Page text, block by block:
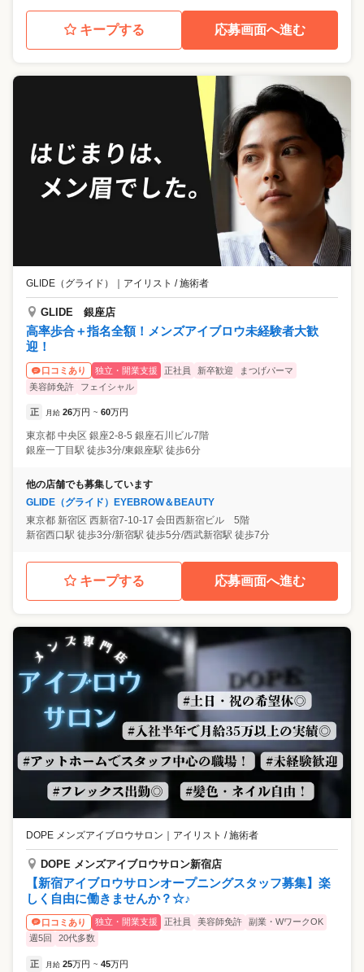
キープする 応募画面へ進む
GLIDE（グライド） アイリスト / 施術者
GLIDE 銀座店
高率歩合＋指名全額！メンズアイブロウ未経験者大歓
迎！
口コミあり 独立・開業支援 正社員 新卒歓迎
まつげパーマ
美容師免許
フェイシャル
正 月給 26万円 ~ 60万円
東京都 中央区 銀座2-8-5 銀座石川ビル7階
銀座一丁目駅 徒歩3分/東銀座駅 徒歩6分
他の店舗でも募集しています
GLIDE（グライド）EYEBROW＆BEAUTY
東京都 新宿区 西新宿7-10-17 会田西新宿ビル 5階
新宿西口駅 徒歩3分/新宿駅 徒歩5分/西武新宿駅 徒歩7分
キープする 応募画面へ進む
DOPE メンズアイブロウサロン ｜ アイリスト / 施術者
DOPE メンズアイブロウサロン新宿店
【新宿アイブロウサロンオープニングスタッフ募集】楽
しく自由に働きませんか？☆♪
口コミあり 独立・開業支援 正社員 美容師免許
副業・WワークOK
週5回
20代多数
正 月給 25万円 ~ 45万円